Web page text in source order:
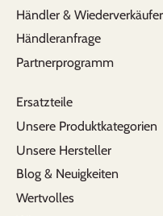
Händler & Wiederverkäufer
Händleranfrage
Partnerprogramm
Ersatzteile
Unsere Produktkategorien
Unsere Hersteller
Blog & Neuigkeiten
Wertvolles